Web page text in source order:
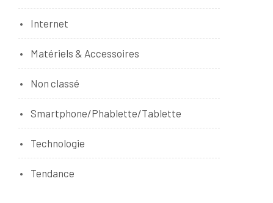
Internet
Matériels & Accessoires
Non classé
Smartphone/Phablette/Tablette
Technologie
Tendance